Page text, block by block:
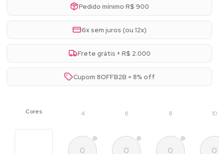
Pedido mínimo R$ 900
6x sem juros (ou 12x)
Frete grátis + R$ 2.000
Cupom 8OFFB2B = 8% off
4 6 8 10